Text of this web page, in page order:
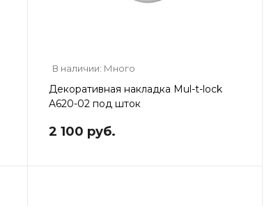
В наличии: Много
Декоративная накладка Mul-t-lock
A620-02 под шток
2 100 руб.